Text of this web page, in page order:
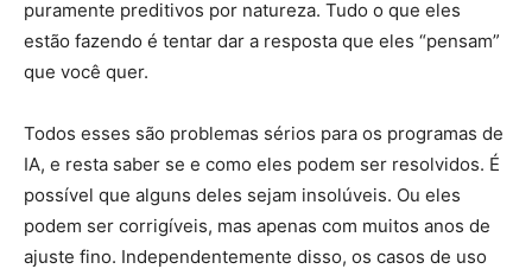
puramente preditivos por natureza. Tudo o que eles
estão fazendo é tentar dar a resposta que eles “pensam”
que você quer.
Todos esses são problemas sérios para os programas de
IA, e resta saber se e como eles podem ser resolvidos. É
possível que alguns deles sejam insolúveis. Ou eles
podem ser corrigíveis, mas apenas com muitos anos de
ajuste fino. Independentemente disso, os casos de uso